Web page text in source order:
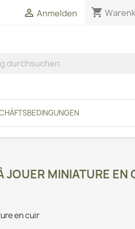
 Anmelden shopping_cart
JOUER MINIATURE EN
en cuir